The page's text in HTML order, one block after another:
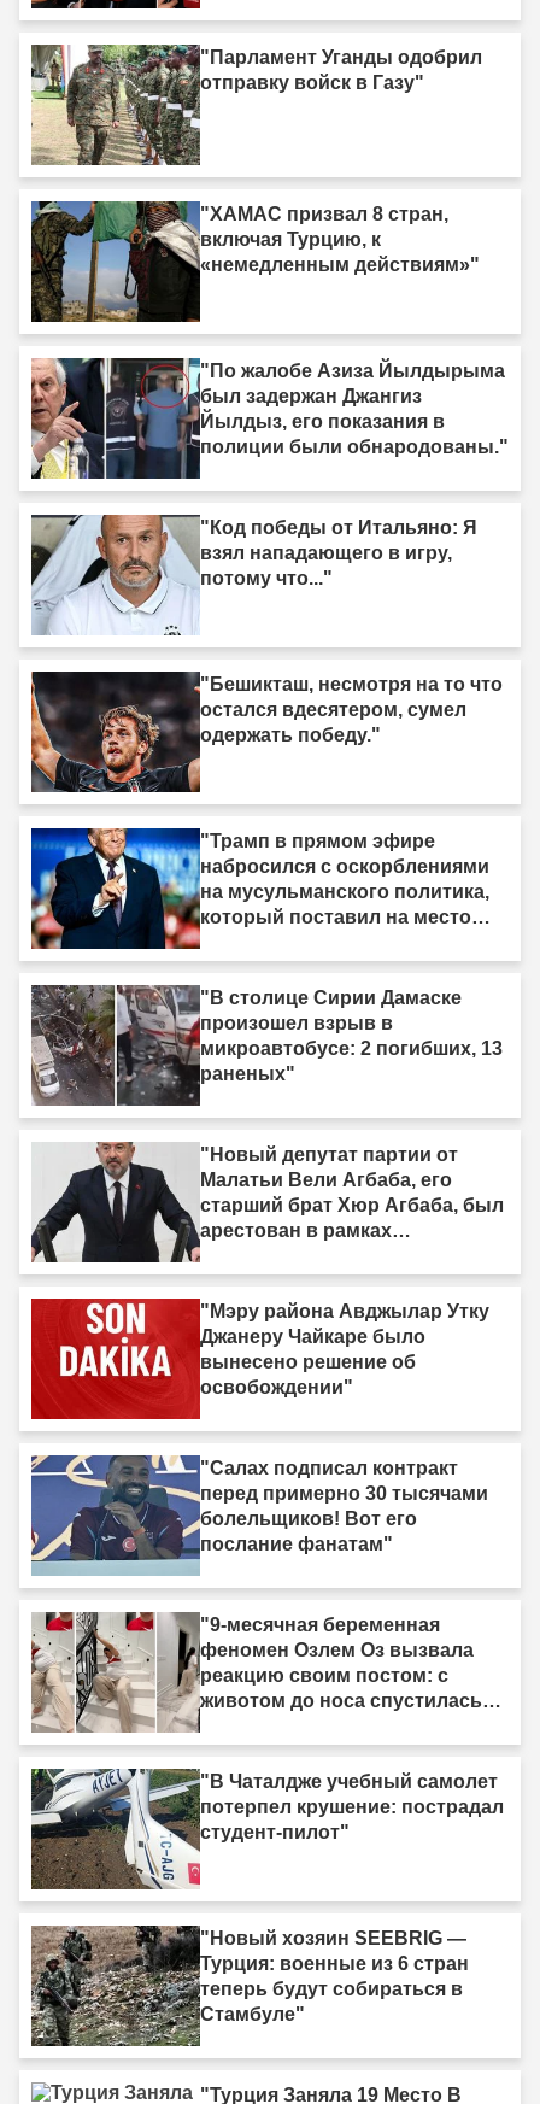
"Парламент Уганды одобрил
отправку войск в Газу"
"ХАМАС призвал 8 стран,
включая Турцию, к
«немедленным действиям»"
"По жалобе Азиза Йылдырыма
был задержан Джангиз
Йылдыз, его показания в
полиции были обнародованы."
"Код победы от Итальяно: Я
взял нападающего в игру,
потому что..."
"Бешикташ, несмотря на то что
остался вдесятером, сумел
одержать победу."
"Трамп в прямом эфире
набросился с оскорблениями
на мусульманского политика,
который поставил на место
смотрю на него, я вижу только
дерьмо»"
"В столице Сирии Дамаске
произошел взрыв в
микроавтобусе: 2 погибших, 13
раненых"
"Новый депутат партии от
Малатьи Вели Агбаба, его
старший брат Хюр Агбаба, был
арестован в рамках
"Мэру района Авджылар Утку
Джанеру Чайкаре было
вынесено решение об
освобождении"
"Салах подписал контракт
перед примерно 30 тысячами
болельщиков! Вот его
послание фанатам"
"9-месячная беременная
феномен Озлем Оз вызвала
реакцию своим постом: с
животом до носа спустилась
"В Чаталдже учебный самолет
потерпел крушение: пострадал
студент-пилот"
"Новый хозяин SEEBRIG —
Турция: военные из 6 стран
теперь будут собираться в
Стамбуле"
"Турция Заняла 19 Место В